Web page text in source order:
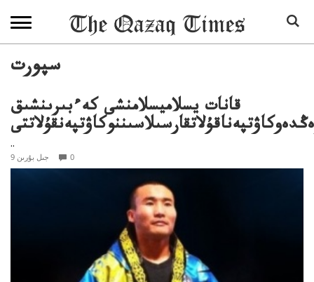
سپورت
قانات يسلاميسلامنشى كەءبىرىنشىق
..
9 جىل بۇرىن 0